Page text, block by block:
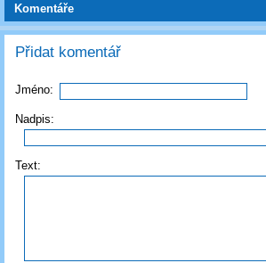
Komentáře
Přidat komentář
Jméno:
Nadpis:
Text: